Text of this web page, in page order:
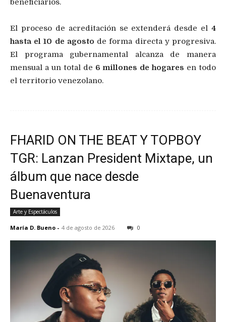
beneficiarios.
El proceso de acreditación se extenderá desde el 4
hasta el 10 de agosto de forma directa y progresiva.
El programa gubernamental alcanza de manera
mensual a un total de 6 millones de hogares en todo
el territorio venezolano.
FHARID ON THE BEAT Y TOPBOY
TGR: Lanzan President Mixtape, un
álbum que nace desde
Buenaventura
Arte y Espectáculos
María D. Bueno - 4 de agosto de 2026 0